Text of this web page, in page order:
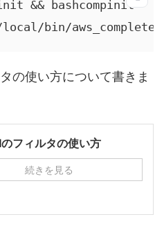
&& bashcompinit
bin/
の使い方について書きま
フィルタの使い方
続きを見る